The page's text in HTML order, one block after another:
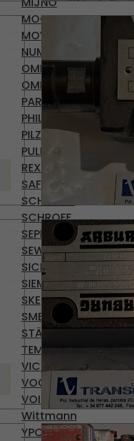
MOOG
MOVACOLOR
NUMATICS
OMR 100
OMRON
PARVEX
PHILIPS
PILZ
PULLS
REXROTH
SAFEMASTER
SCHRACK
SCHROFF
SEPRO
SEW-USOCOME
SICK
SIEMENS
SKE
SMB
STÄUBLI
TEMP AG
VICKERS
VOGEL
VOITH
Wittmann
YPC-SOLENOID